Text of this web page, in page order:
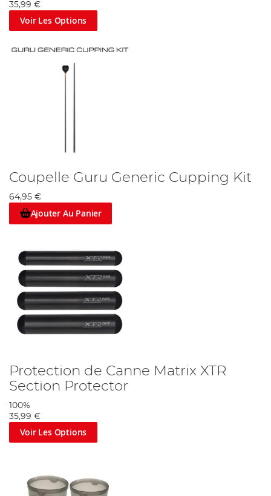
35,99 €
Voir Les Options
Coupelle Guru Generic Cupping Kit
64,95 €
Ajouter Au Panier
Protection de Canne Matrix XTR
Section Protector
100%
35,99 €
Voir Les Options